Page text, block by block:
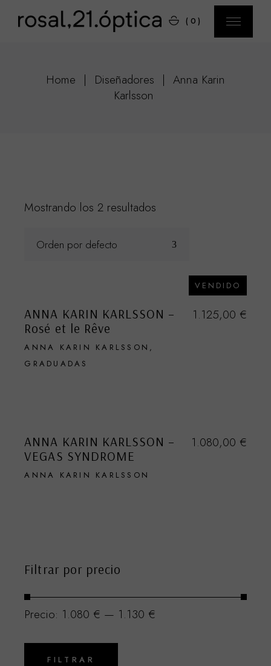
(0)
Home Diseñadores
Anna Karin
Karlsson
Mostrando los 2 resultados
Orden por defecto
VENDIDO
ANNA KARIN KARLSSON –
Rosé et le Rêve
ANNA KARIN KARLSSON
GRADUADAS
1.125,00 €
ANNA KARIN KARLSSON –
VEGAS SYNDROME
ANNA KARIN KARLSSON
1.080,00 €
Filtrar por precio
Precio
mínimo
Precio
máximoFILTRAR
Precio: 1.080 € — 1.130 €